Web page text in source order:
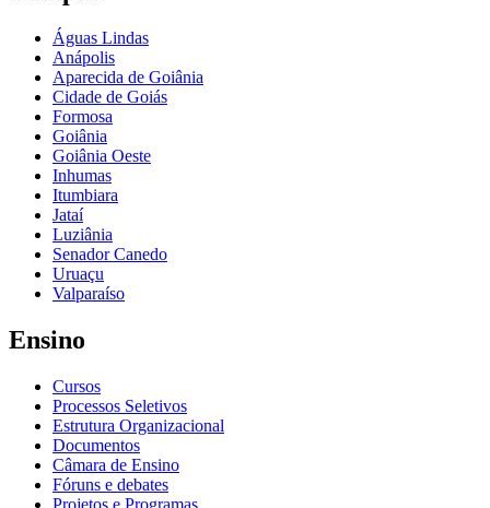
Águas Lindas
Anápolis
Aparecida de Goiânia
Cidade de Goiás
Formosa
Goiânia
Goiânia Oeste
Inhumas
Itumbiara
Jataí
Luziânia
Senador Canedo
Uruaçu
Valparaíso
Ensino
Cursos
Processos Seletivos
Estrutura Organizacional
Documentos
Câmara de Ensino
Fóruns e debates
Projetos e Programas